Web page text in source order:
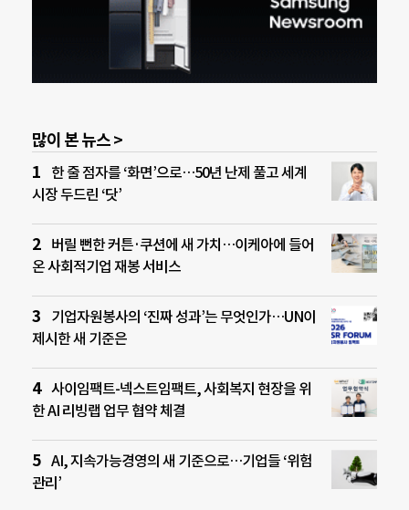
많이 본 뉴스 >
한 줄 점자를 ‘화면’으로…50년 난제 풀고 세계
시장 두드린 ‘닷’
버릴 뻔한 커튼·쿠션에 새 가치…이케아에 들어
온 사회적기업 재봉 서비스
기업자원봉사의 ‘진짜 성과’는 무엇인가…UN이
제시한 새 기준은
사이임팩트-넥스트임팩트, 사회복지 현장을 위
한 AI 리빙랩 업무 협약 체결
AI, 지속가능경영의 새 기준으로…기업들 ‘위험
관리’